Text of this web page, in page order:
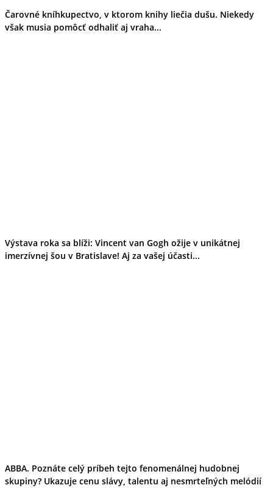
Čarovné kníhkupectvo, v ktorom knihy liečia dušu. Niekedy
však musia pomôcť odhaliť aj vraha...
Výstava roka sa blíži: Vincent van Gogh ožije v unikátnej
imerzívnej šou v Bratislave! Aj za vašej účasti...
ABBA. Poznáte celý príbeh tejto fenomenálnej hudobnej
skupiny? Ukazuje cenu slávy, talentu aj nesmrteľných melódií